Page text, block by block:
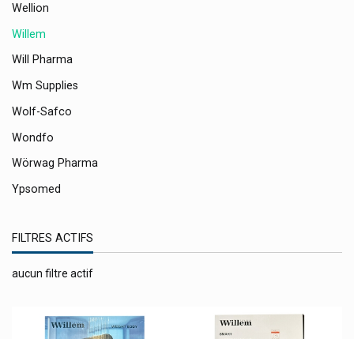
Wellion
Willem
Will Pharma
Wm Supplies
Wolf-Safco
Wondfo
Wörwag Pharma
Ypsomed
Zambon
Zein Pharma
FILTRES ACTIFS
aucun filtre actif